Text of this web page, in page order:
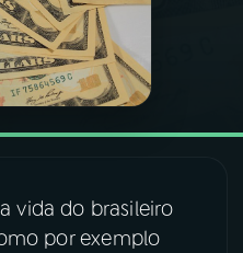
vida do brasileiro
por exemplo